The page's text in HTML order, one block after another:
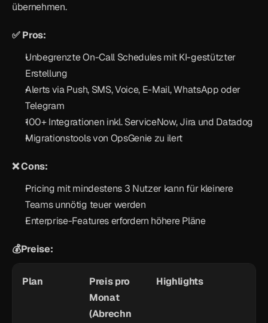
übernehmen.
✅ Pros:
Unbegrenzte On-Call Schedules mit KI-gestützter
Erstellung
Alerts via Push, SMS, Voice, E-Mail, WhatsApp oder
Telegram
100+ Integrationen inkl. ServiceNow, Jira und Datadog
Migrationstools von OpsGenie zu ilert
❌ Cons:
Pricing mit mindestens 3 Nutzer kann für kleinere
Teams unnötig teuer werden
Enterprise-Features erfordern höhere Pläne
💰Preise:
Plan
Preis pro
Monat
(Abrechn
Highlights